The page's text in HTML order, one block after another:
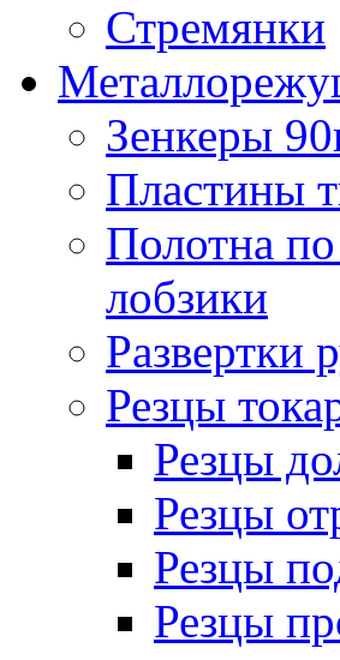
Стремянки
Зенкеры
Пластины
Полотна
лобзики
Развертки
Резцы
Резцы
Резцы
Резцы
Резцы